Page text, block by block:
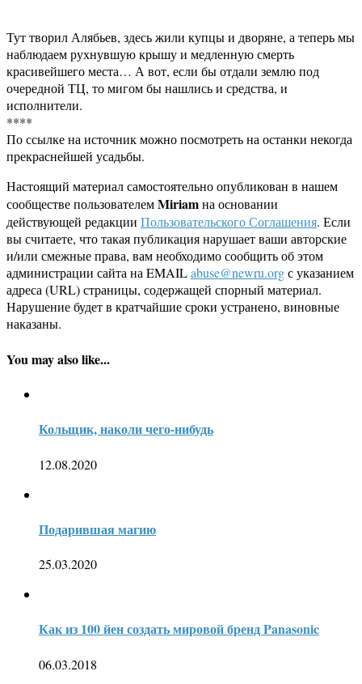
Тут творил Алябьев, здесь жили купцы и дворяне, а теперь мы
наблюдаем рухнувшую крышу и медленную смерть
красивейшего места… А вот, если бы отдали землю под
очередной ТЦ, то мигом бы нашлись и средства, и
исполнители.
****
По ссылке на источник можно посмотреть на останки некогда
прекраснейшей усадьбы.
Настоящий материал самостоятельно опубликован в нашем
сообществе пользователемMiriamна основании
действующей редакции Пользовательского Соглашения. Если
вы считаете, что такая публикация нарушает ваши авторские
и/или смежные права, вам необходимо сообщить об этом
администрации сайта на EMAILabuse@newru.orgс указанием
адреса (URL) страницы, содержащей спорный материал.
Нарушение будет в кратчайшие сроки устранено, виновные
наказаны.
You may also like...
Кольщик, наколи чего-нибудь
12.08.2020
Подарившая магию
25.03.2020
Как из 100 йен создать мировой бренд Panasonic
06.03.2018